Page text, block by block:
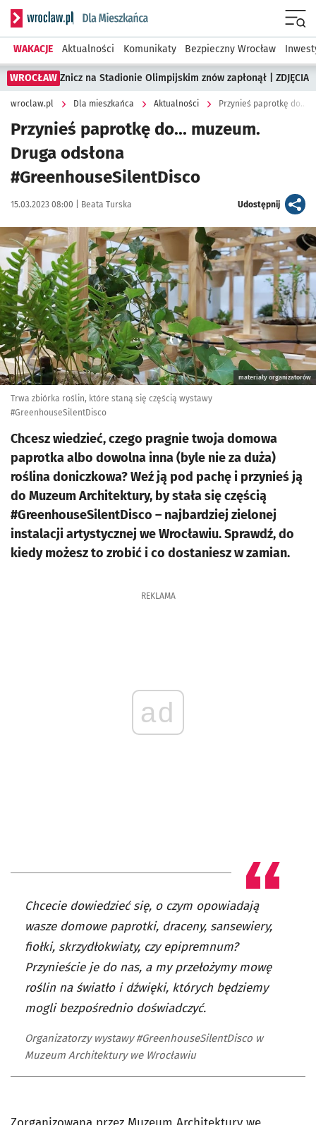
Serwis informacyjny wroclaw.pl podserwis: Dla mieszkańca
WAKACJE Aktualności Komunikaty Bezpieczny Wrocław
WROCŁAW Znicz na Stadionie Olimpijskim znów zapłonął | ZDJĘCIA
wroclaw.pl Dla mieszkańca Aktualności Przynieś paprotkę do...
Przynieś paprotkę do... muzeum.
Druga odsłona
#GreenhouseSilentDisco
Data publikacji:
15.03.2023 08:00 | Autor:
Beata Turska Udostępnijartykuł
Kliknij, aby powiększyć
materiały organizatorów
Trwa zbiórka roślin, które staną się częścią wystawy
#GreenhouseSilentDisco
Chcesz wiedzieć, czego pragnie twoja domowa
paprotka albo dowolna inna (byle nie za duża)
roślina doniczkowa? Weź ją pod pachę i przynieś ją
do Muzeum Architektury, by stała się częścią
#GreenhouseSilentDisco – najbardziej zielonej
instalacji artystycznej we Wrocławiu. Sprawdź, do
kiedy możesz to zrobić i co dostaniesz w zamian.
REKLAMA
ad
Chcecie dowiedzieć się, o czym opowiadają
wasze domowe paprotki, draceny, sansewiery,
fiołki, skrzydłokwiaty, czy epipremnum?
Przynieście je do nas, a my przełożymy mowę
roślin na światło i dźwięki, których będziemy
mogli bezpośrednio doświadczyć.
Organizatorzy wystawy #GreenhouseSilentDisco w
Muzeum Architektury we Wrocławiu